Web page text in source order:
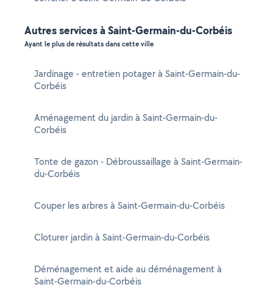
Autres services à Saint-Germain-du-Corbéis
Ayant le plus de résultats dans cette ville
Jardinage - entretien potager à Saint-Germain-du-
Corbéis
Aménagement du jardin à Saint-Germain-du-
Corbéis
Tonte de gazon - Débroussaillage à Saint-Germain-
du-Corbéis
Couper les arbres à Saint-Germain-du-Corbéis
Cloturer jardin à Saint-Germain-du-Corbéis
Déménagement et aide au déménagement à
Saint-Germain-du-Corbéis